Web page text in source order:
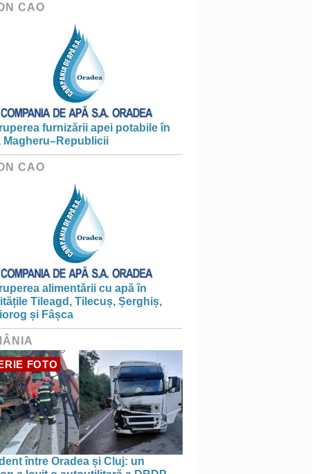
CAO
furnizării apei potabile în
Magheru–Republicii
CAO
alimentării cu apă în
Tileagd, Tilecuș, Șerghiș,
și Fâșca
FOTO
între Oradea și Cluj: un